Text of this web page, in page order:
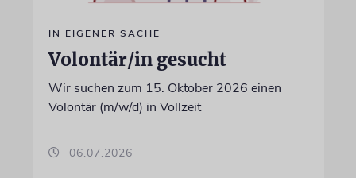
IN EIGENER SACHE
Volontär/in gesucht
Wir suchen zum 15. Oktober 2026 einen
Volontär (m/w/d) in Vollzeit
06.07.2026